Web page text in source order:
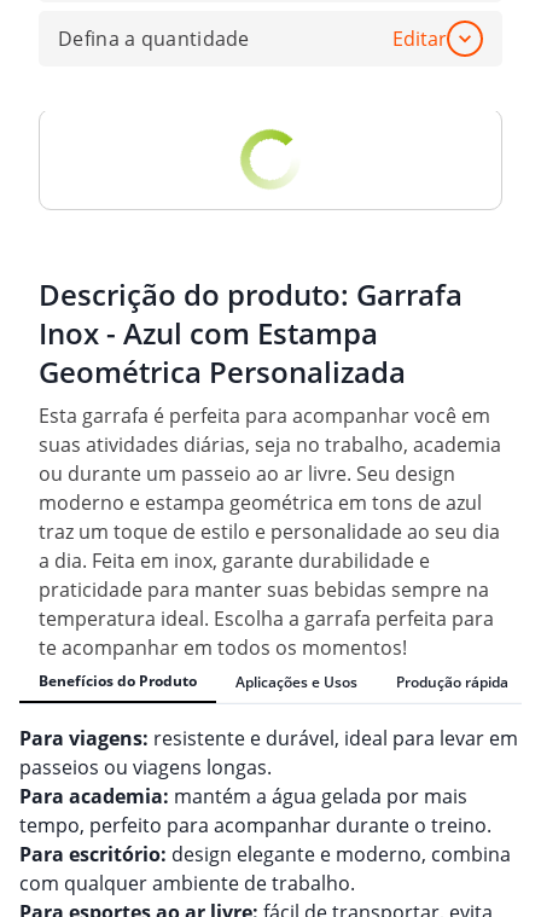
Defina a quantidade Editar
Descrição do produto: Garrafa
Inox - Azul com Estampa
Geométrica Personalizada
Esta garrafa é perfeita para acompanhar você em
suas atividades diárias, seja no trabalho, academia
ou durante um passeio ao ar livre. Seu design
moderno e estampa geométrica em tons de azul
traz um toque de estilo e personalidade ao seu dia
a dia. Feita em inox, garante durabilidade e
praticidade para manter suas bebidas sempre na
temperatura ideal. Escolha a garrafa perfeita para
te acompanhar em todos os momentos!
Benefícios do Produto Aplicações e Usos Produção rápida
Para viagens: resistente e durável, ideal para levar em
passeios ou viagens longas.
Para academia: mantém a água gelada por mais
tempo, perfeito para acompanhar durante o treino.
Para escritório: design elegante e moderno, combina
com qualquer ambiente de trabalho.